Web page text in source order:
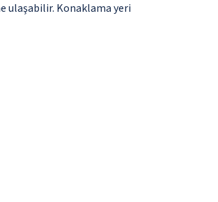
ulaşabilir. Konaklama yeri